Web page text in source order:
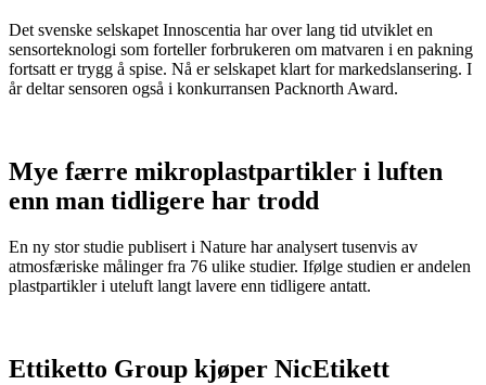
Det svenske selskapet Innoscentia har over lang tid utviklet en
sensorteknologi som forteller forbrukeren om matvaren i en pakning
fortsatt er trygg å spise. Nå er selskapet klart for markedslansering. I
år deltar sensoren også i konkurransen Packnorth Award.
Mye færre mikroplastpartikler i luften
enn man tidligere har trodd
En ny stor studie publisert i Nature har analysert tusenvis av
atmosfæriske målinger fra 76 ulike studier. Ifølge studien er andelen
plastpartikler i uteluft langt lavere enn tidligere antatt.
Ettiketto Group kjøper NicEtikett